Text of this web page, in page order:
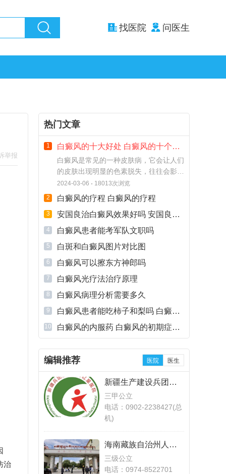
找医院 问医生
举报
治
热门文章
1
白癜风的十大好处 白癜风的十个忠
告
白癜风是常见的一种皮肤病，它会让人们
的皮肤出现明显的色素脱失，往往会影响
到个体的形象和生活。但是事实上，白癜
风也有一些好处，这些好处可能不为人所
知，因此今天我们将重点介绍白癜风的十
大好处。
2024-03-06
18013次浏览
2
白癜风的疗程 白癜风的疗程
3
安国良治白癜风效果好吗 安国良治
白癜风效果怎么样
4 白癜风患者能考军队文职吗
5 白斑和白癜风图片对比图
6 白癜风可以擦东方神郎吗
7 白癜风光疗法治疗原理
8 白癜风病理分析需要多久
9
白癜风患者能吃柿子和梨吗 白癜风
患者能吃柿子吗
10
白癜风的内服药 白癜风的初期症状
能治好么
编辑推荐 医院 医生
新疆生产建设兵团第
十三师红星医院
三甲公立
电话：0902-2238427(总
机)
海南藏族自治州人民
医院
三级公立
电话：0974-8522701